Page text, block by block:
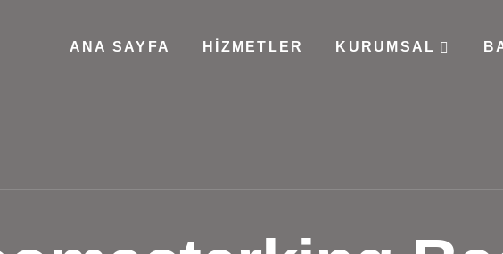
ANA SAYFA HIZMETLER KURUMSAL